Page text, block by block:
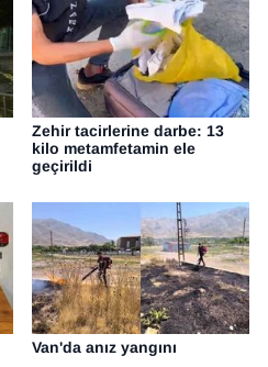
Zehir tacirlerine darbe: 13
kilo metamfetamin ele
geçirildi
Van'da anız yangını